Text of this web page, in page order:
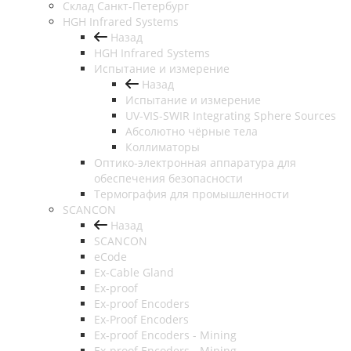
Cклад Санкт-Петербург
HGH Infrared Systems
Назад
HGH Infrared Systems
Испытание и измерение
Назад
Испытание и измерение
UV-VIS-SWIR Integrating Sphere Sources
Абсолютно чёрные тела
Коллиматоры
Оптико-электронная аппаратура для
обеспечения безопасности
Термография для промышленности
SCANCON
Назад
SCANCON
eCode
Ex-Cable Gland
Ex-proof
Ex-proof Encoders
Ex-Proof Encoders
Ex-proof Encoders - Mining